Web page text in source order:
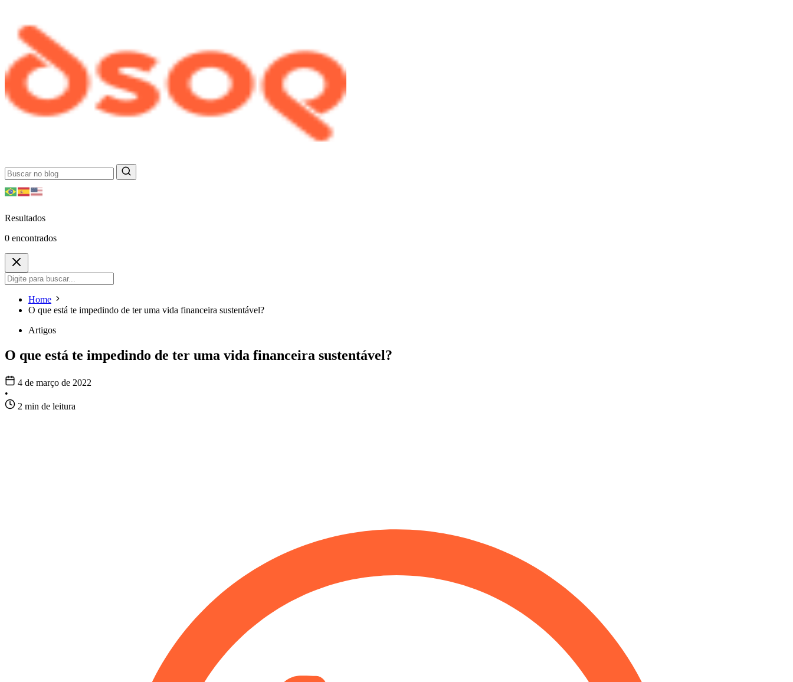
Resultados
0 encontrados
Home
O que está te impedindo de ter uma vida financeira sustentável?
Artigos
O que está te impedindo de ter uma vida financeira sustentável?
4 de março de 2022
•
2 min de leitura